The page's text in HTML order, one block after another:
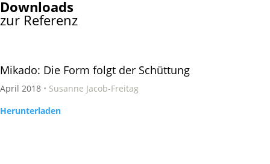
Downloads
zur Referenz
Mikado: Die Form folgt der Schüttung
April 2018 • Susanne Jacob-Freitag
Herunterladen